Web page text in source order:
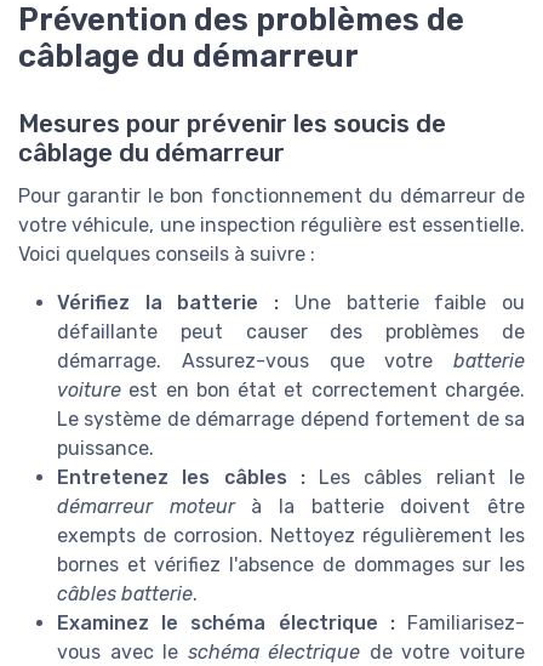
Prévention des problèmes de
câblage du démarreur
Mesures pour prévenir les soucis de
câblage du démarreur
Pour garantir le bon fonctionnement du démarreur de
votre véhicule, une inspection régulière est essentielle.
Voici quelques conseils à suivre :
Vérifiez la batterie : Une batterie faible ou
défaillante peut causer des problèmes de
démarrage. Assurez-vous que votre batterie
voiture est en bon état et correctement chargée.
Le système de démarrage dépend fortement de sa
puissance.
Entretenez les câbles :Les câbles reliant le
démarreur moteurà la batterie doivent être
exempts de corrosion. Nettoyez régulièrement les
bornes et vérifiez l'absence de dommages sur les
câbles batterie.
Examinez le schéma électrique :Familiarisez-
vous avec le schéma électrique de votre voiture